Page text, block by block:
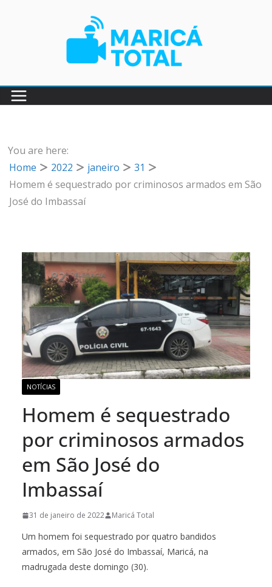
You are here:
Home
2022 janeiro
31
Homem é sequestrado por criminosos armados em São
José do Imbassaí
NOTÍCIAS
Homem é sequestrado
por criminosos armados
em São José do
Imbassaí
31 de janeiro de 2022 Maricá Total
Um homem foi sequestrado por quatro bandidos
armados, em São José do Imbassaí, Maricá, na
madrugada deste domingo (30).